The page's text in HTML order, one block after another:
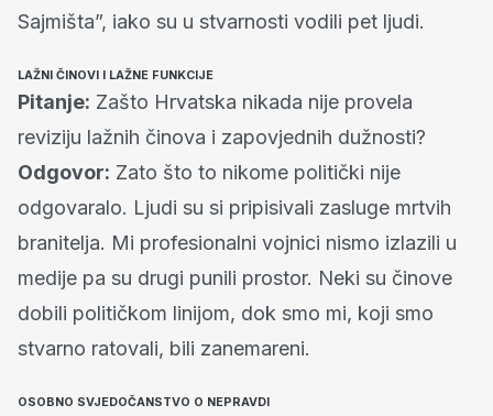
Sajmišta”, iako su u stvarnosti vodili pet ljudi.
LAŽNI ČINOVI I LAŽNE FUNKCIJE
Pitanje: Zašto Hrvatska nikada nije provela
reviziju lažnih činova i zapovjednih dužnosti?
Odgovor: Zato što to nikome politički nije
odgovaralo. Ljudi su si pripisivali zasluge mrtvih
branitelja. Mi profesionalni vojnici nismo izlazili u
medije pa su drugi punili prostor. Neki su činove
dobili političkom linijom, dok smo mi, koji smo
stvarno ratovali, bili zanemareni.
OSOBNO SVJEDOČANSTVO O NEPRAVDI